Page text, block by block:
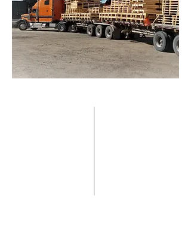
POURQUOI CHOISIR CPCQ
spécifications